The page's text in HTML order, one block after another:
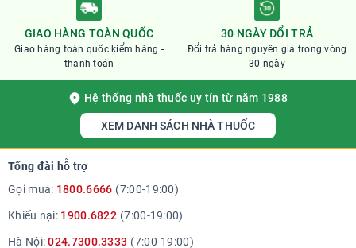
GIAO HÀNG TOÀN QUỐC
Giao hàng toàn quốc kiểm hàng -
thanh toán
30 NGÀY ĐỔI TRẢ
Đổi trả hàng nguyên giá trong vòng
30 ngày
Hệ thống nhà thuốc uy tín từ năm 1988
XEM DANH SÁCH NHÀ THUỐC
Tổng đài hỗ trợ
Gọi mua: 1800.6666 (7:00-19:00)
Khiếu nại: 1900.6822 (7:00-19:00)
Hà Nội:024.7300.3333 (7:00-19:00)